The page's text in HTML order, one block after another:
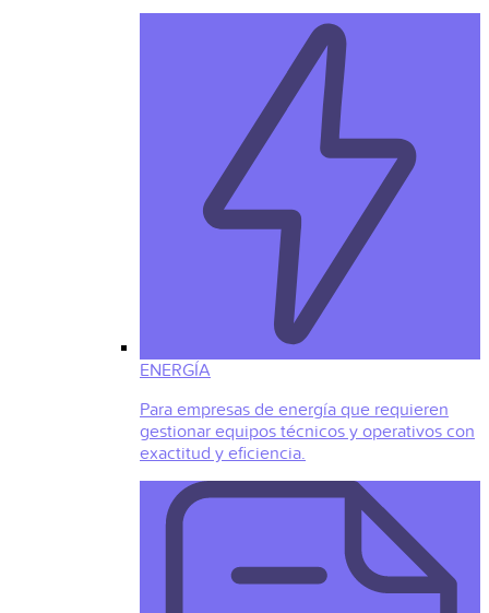
ENERGÍA
Para empresas de energía que requieren
gestionar equipos técnicos y operativos con
exactitud y eficiencia.